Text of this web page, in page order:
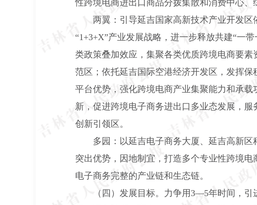
性跨境电商进出口商品分拨集散和消费中心、
两翼：引导延吉国家高新技术产业开发
“1+3+X”产业发展战略，进一步释放共建“一
类政策叠加效应，集聚各类优质跨境电商要
范区；依托延吉国际空港经济开发区，发挥保
平台优势，强化跨境电商产业集聚能力和承
新，促进跨境电子商务进出口多业态发展，
创新引领区。
多园：以延吉电子商务大厦、延吉高新
突出优势，因地制宜，打造多个专业性跨境
电子商务完整的产业链和生态链。
（四）发展目标。 力争用 3—5年时间，引